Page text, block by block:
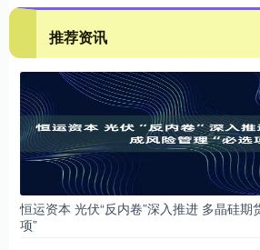
推荐资讯
恒运资本 光伏“反内卷”深入推进 多晶硅期
项”